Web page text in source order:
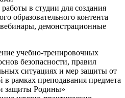
в студии для создания
образовательного контента
демонстрационные
учебно-тренировочных
безопасности, правил
ситуациях и мер защиты от
рамках преподавания предмета
защиты Родины»